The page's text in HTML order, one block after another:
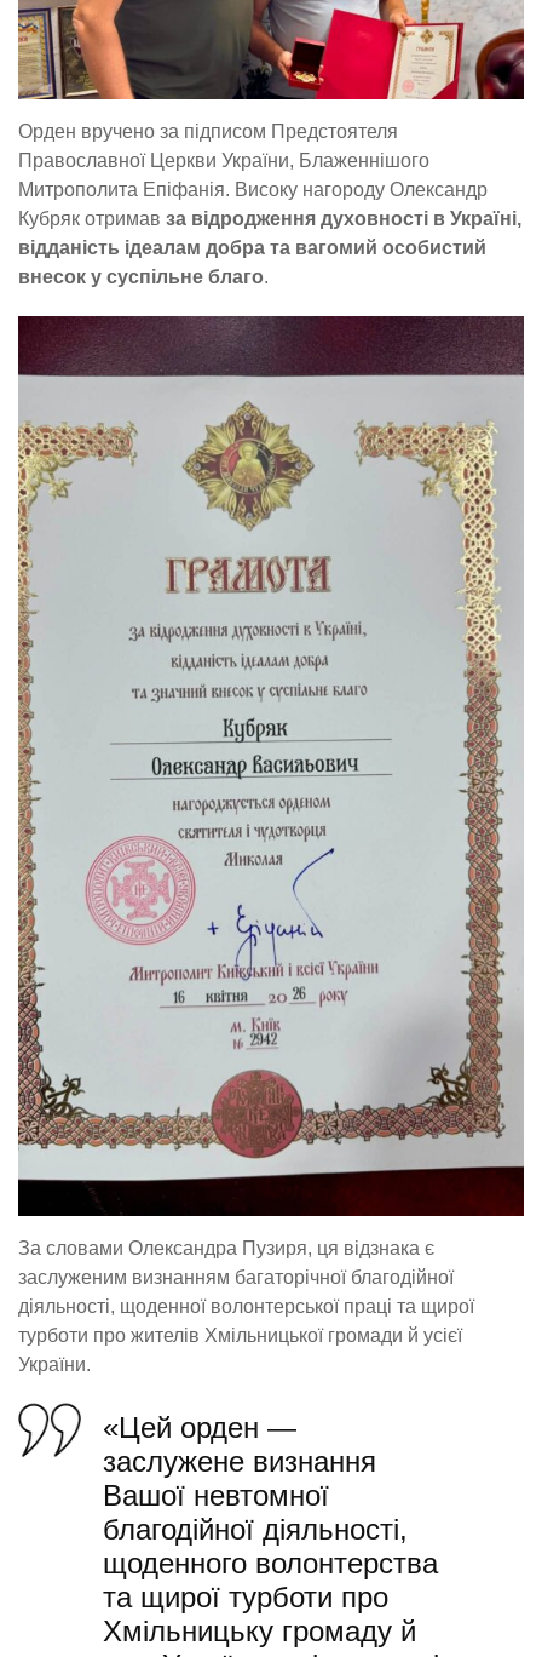
Орден вручено за підписом Предстоятеля
Православної Церкви України, Блаженнішого
Митрополита Епіфанія. Високу нагороду Олександр
Кубряк отримав за відродження духовності в Україні,
відданість ідеалам добра та вагомий особистий
внесок у суспільне благо.
За словами Олександра Пузиря, ця відзнака є
заслуженим визнанням багаторічної благодійної
діяльності, щоденної волонтерської праці та щирої
турботи про жителів Хмільницької громади й усієї
України.
«Цей орден —
заслужене визнання
Вашої невтомної
благодійної діяльності,
щоденного волонтерства
та щирої турботи про
Хмільницьку громаду й